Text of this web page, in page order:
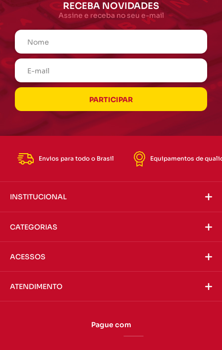
RECEBA NOVIDADES
Assine e receba no seu e-mail
Envios para todo o Brasil Equipamentos de
INSTITUCIONAL
CATEGORIAS
ACESSOS
ATENDIMENTO
Pague com